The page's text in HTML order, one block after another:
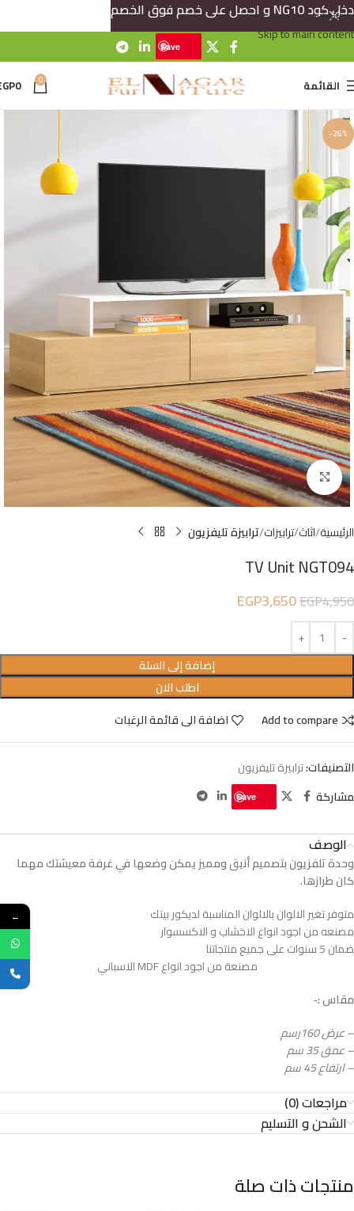
Skip to navigation
Skip to main content
Save
القائمة 0
0
-26%
Click to enlarge
الرئيسية اثاث ترابيزات ترابيزة تليفزيون
TV Unit NGT094
EGP4,950
EGP3,650
إضافة إلى السلة
اطلب الان
Add to compare
اضافة الى قائمة الرغبات
التصنيفات:ترابيزة تليفزيون
مشاركة
Save
الوصف
وحدة تلفزيون بتصميم أنيق ومميز يمكن وضعها في غرفة معيشتك مهما
كان طرازها.
متوفر تغير الالوان بالالوان المناسبة لديكور بيتك
مصنعه من اجود انواع الاخشاب و الاكسسوار
ضمان 5 سنوات على جميع منتجاتنا
مصنعة من اجود انواع MDF الاسباني
مقاس :-
– عرض 160رسم
– عمق 35 سم
– ارتفاع 45 سم
مراجعات (0)
الشحن و التسليم
منتجات ذات صلة
دخل كود NG10 و احصل على خصم فوق الخصم
←